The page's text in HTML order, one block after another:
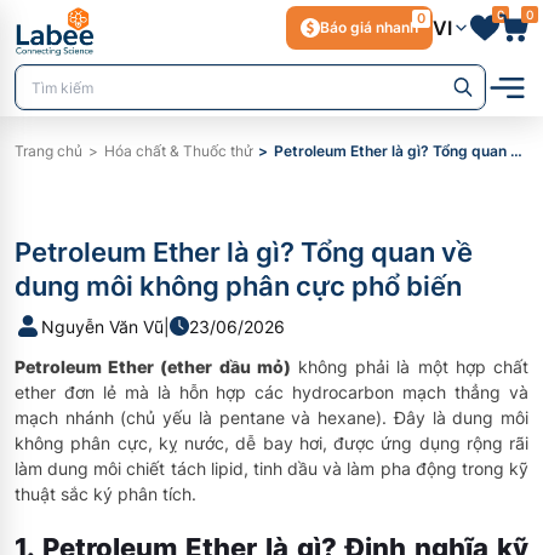
Báo giá nhanh
0 VI
0 0
Trang chủ Hóa chất & Thuốc thử Petroleum Ether là gì? Tổng quan về dung môi không phân cực phổ biến
Petroleum Ether là gì? Tổng quan về
dung môi không phân cực phổ biến
Nguyễn Văn Vũ
23/06/2026
Petroleum Ether (ether dầu mỏ) không phải là một hợp chất
ether đơn lẻ mà là hỗn hợp các hydrocarbon mạch thẳng và
mạch nhánh (chủ yếu là pentane và hexane). Đây là dung môi
không phân cực, kỵ nước, dễ bay hơi, được ứng dụng rộng rãi
làm dung môi chiết tách lipid, tinh dầu và làm pha động trong kỹ
thuật sắc ký phân tích.
1. Petroleum Ether là gì? Định nghĩa kỹ